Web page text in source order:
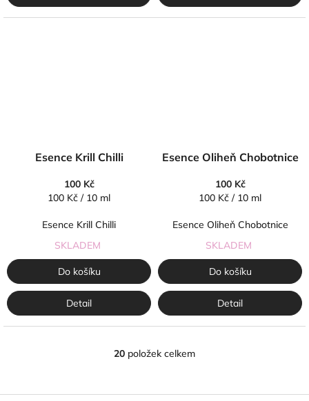
Esence Krill Chilli
100 Kč
Měrná
100 Kč / 10 ml
Esence Krill Chilli
SKLADEM
Do košíku
Detail
Esence Oliheň Chobotnice
100 Kč
Měrná
100 Kč / 10 ml
Esence Oliheň Chobotnice
SKLADEM
Do košíku
Detail
O
20 položek celkem